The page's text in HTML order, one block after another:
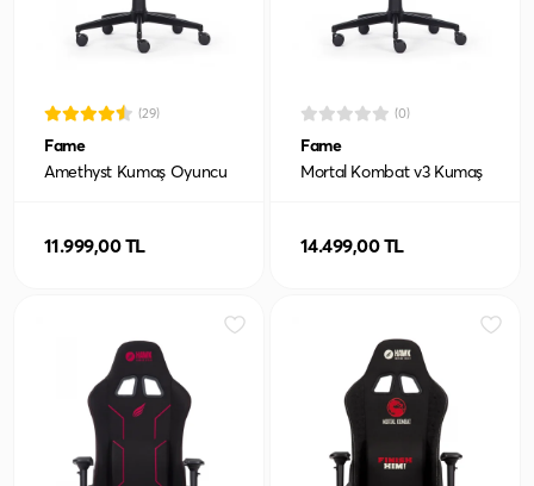
(29)
Fame
Amethyst Kumaş Oyuncu
11.999,00 TL
(0)
Fame
Mortal Kombat v3 Kumaş
14.499,00 TL